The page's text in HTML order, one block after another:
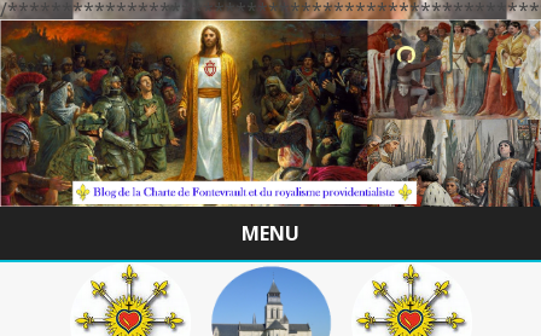
/
MENU
Skip
to
content